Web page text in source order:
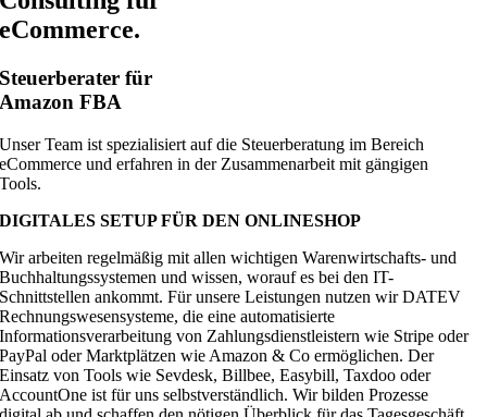
eCommerce.
Steuerberater für
Amazon FBA
Unser Team ist spezialisiert auf die Steuerberatung im Bereich
eCommerce und erfahren in der Zusammenarbeit mit gängigen
Tools.
DIGITALES SETUP FÜR DEN ONLINESHOP
Wir arbeiten regelmäßig mit allen wichtigen Warenwirtschafts- und
Buchhaltungssystemen und wissen, worauf es bei den IT-
Schnittstellen ankommt. Für unsere Leistungen nutzen wir DATEV
Rechnungswesensysteme, die eine automatisierte
Informationsverarbeitung von Zahlungsdienstleistern wie Stripe oder
PayPal oder Marktplätzen wie Amazon & Co ermöglichen. Der
Einsatz von Tools wie Sevdesk, Billbee, Easybill, Taxdoo oder
AccountOne ist für uns selbstverständlich. Wir bilden Prozesse